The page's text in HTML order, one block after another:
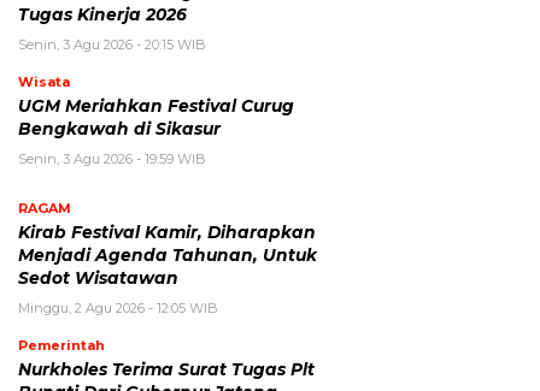
Tugas Kinerja 2026
Senin, 3 Agu 2026 - 20:15 WIB
Wisata
UGM Meriahkan Festival Curug
Bengkawah di Sikasur
Senin, 3 Agu 2026 - 19:59 WIB
RAGAM
Kirab Festival Kamir, Diharapkan
Menjadi Agenda Tahunan, Untuk
Sedot Wisatawan
Minggu, 2 Agu 2026 - 12:05 WIB
Pemerintah
Nurkholes Terima Surat Tugas Plt